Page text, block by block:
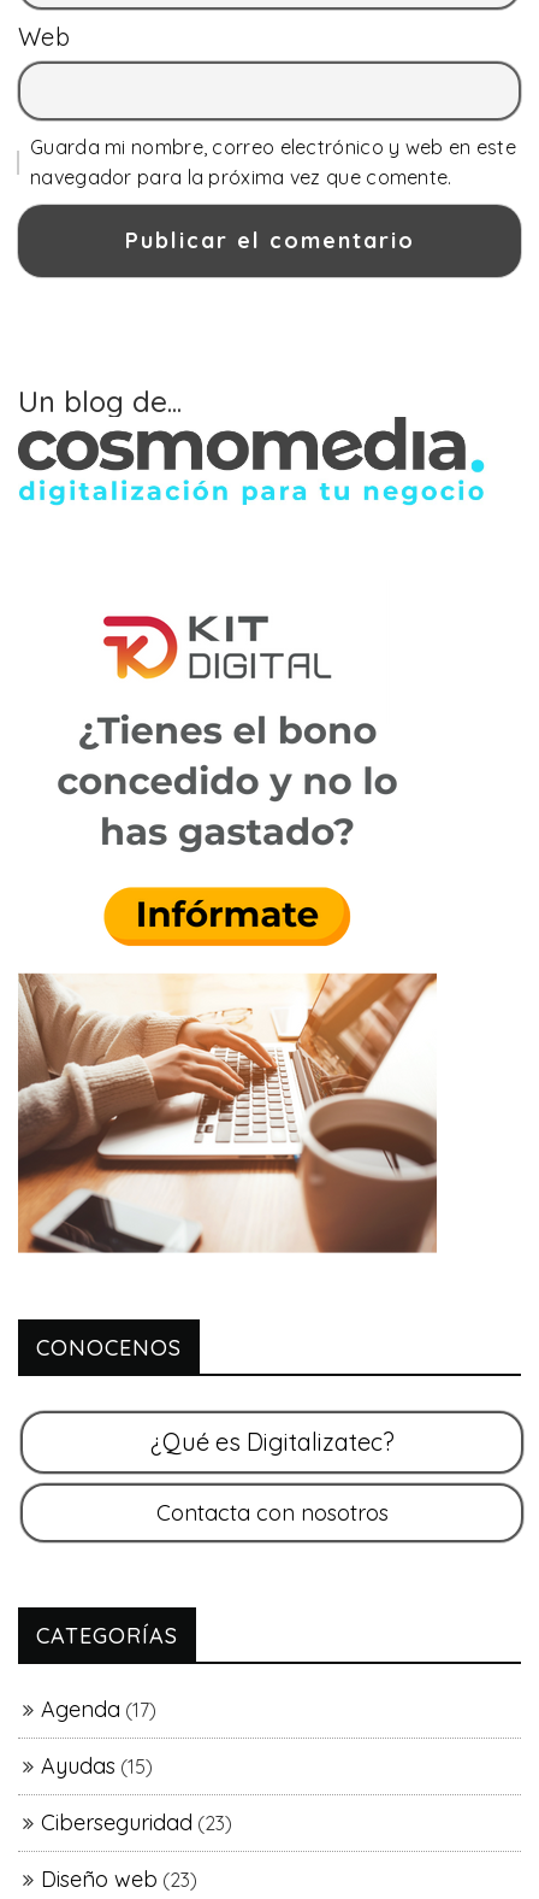
Web
Guarda mi nombre, correo electrónico y web en este
navegador para la próxima vez que comente.
Un blog de...
CONOCENOS
CATEGORÍAS
Agenda (17)
Ayudas (15)
Ciberseguridad (23)
Diseño web (23)